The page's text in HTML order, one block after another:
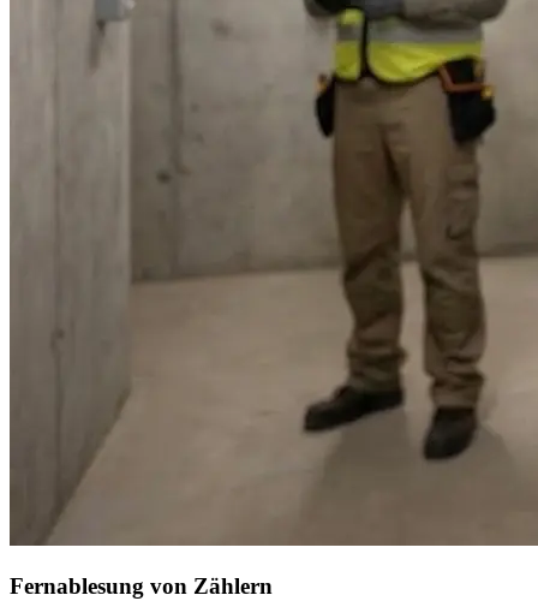
Fernablesung von Zählern